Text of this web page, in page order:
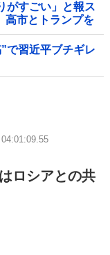
がすごい」と報ス
高市とトランプを
で習近平ブチギレ
ロシアとの共